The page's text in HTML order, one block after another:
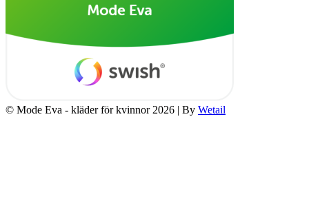
© Mode Eva - kläder för kvinnor 2026 | By Wetail